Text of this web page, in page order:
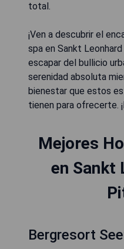
total.
¡Ven a descubrir el
spa en Sankt
escapar del bullicio
serenidad absoluta
bienestar que estos
tienen para ofrecerte.
Mejores
en Sankt
Bergresort